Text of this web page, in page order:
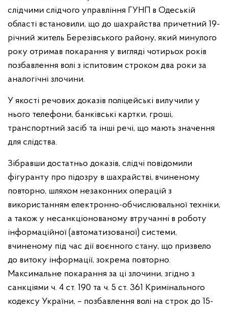
слідчими слідчого управління ГУНП в Одеській
області встановили, що до шахрайства причетний 19-
річний житель Березівського району, який минулого
року отримав покарання у вигляді чотирьох років
позбавлення волі з іспитовим строком два роки за
аналогічні злочини.
У якості речових доказів поліцейські вилучили у
нього телефони, банківські картки, гроші,
транспортний засіб та інші речі, що мають значення
для слідства.
Зібравши достатньо доказів, слідчі повідомили
фігуранту про підозру в шахрайстві, вчиненому
повторно, шляхом незаконних операцій з
використанням електронно-обчислювальної техніки,
а також у несанкціонованому втручанні в роботу
інформаційної (автоматизованої) системи,
вчиненому під час дії воєнного стану, що призвело
до витоку інформації, зокрема повторно.
Максимальне покарання за ці злочини, згідно з
санкціями ч. 4 ст. 190 та ч. 5 ст. 361 Кримінального
кодексу України, – позбавлення волі на строк до 15-